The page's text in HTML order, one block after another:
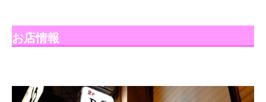
お店情報